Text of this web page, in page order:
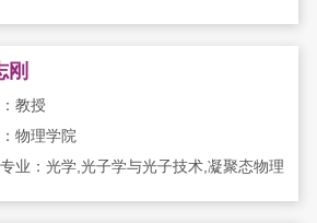
刚
教授
物理学院
业：光学,光子学与光子技术,凝聚态物理